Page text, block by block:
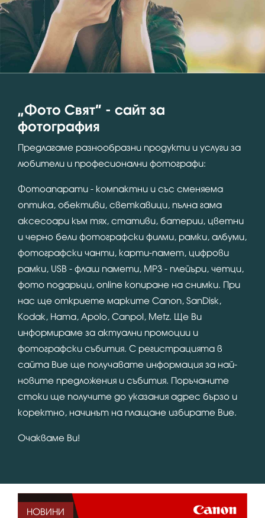
“Фото Свят” - сайт за
фотография
Предлагаме разнообразни продукти и услуги за
любители и професионални фотографи:
Фотоапарати - компактни и със сменяема
оптика, обективи, светкавици, пълна гама
аксесоари към тях, стативи, батерии, цветни
и черно бели фотографски филми, рамки, албуми,
фотографски чанти, карти-памет, цифрови
рамки, USB - флаш памети, MP3 - плейъри, четци,
фото подаръци, online копиране на снимки. При
нас ще откриете марките Canon, SanDisk,
Kodak, Hama, Apolo, Canpol, Metz. Ще Ви
информираме за актуални промоции и
фотографски събития. С регистрацията в
сайта Вие ще получавате информация за най-
новите предложения и събития. Поръчаните
стоки ще получите до указания адрес бързо и
коректно, начинът на плащане избирате Вие.
Очакваме Ви!
НОВИНИ